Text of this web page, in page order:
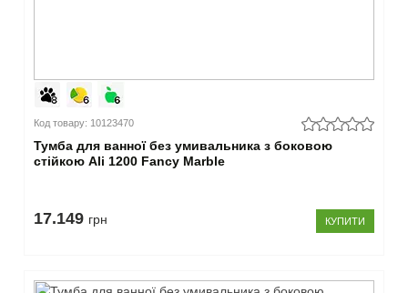
Код товару: 10123470
Тумба для ванної без умивальника з боковою
стійкою Ali 1200 Fancy Marble
17.149 грн КУПИТИ